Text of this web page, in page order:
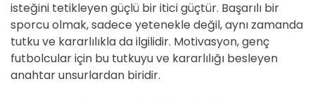
isteğini tetikleyen güçlü bir itici güçtür. Başarılı bir
sporcu olmak, sadece yetenekle değil, aynı zamanda
tutku ve kararlılıkla da ilgilidir. Motivasyon, genç
futbolcular için bu tutkuyu ve kararlılığı besleyen
anahtar unsurlardan biridir.